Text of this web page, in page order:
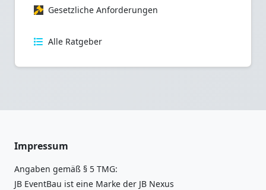
Gesetzliche Anforderungen
Alle Ratgeber
Impressum
Angaben gemäß § 5 TMG:
JB EventBau ist eine Marke der JB Nexus